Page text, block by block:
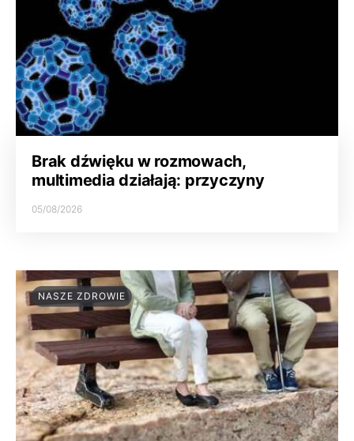
Brak dźwięku w rozmowach,
multimedia działają: przyczyny
05/08/2026
NASZE ZDROWIE